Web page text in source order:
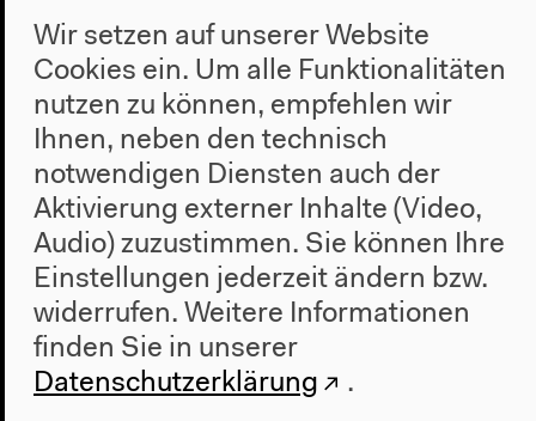
#Flucht #Kulturelle Bildung #Migration #Workshop
Vorherige Veranstaltung
Neue mediale
Öffentlichkeiten
Wir setzen auf unserer Website
Cookies ein. Um alle Funktionalitäten
nutzen zu können, empfehlen wir
Ihnen, neben den technisch
notwendigen Diensten auch der
Aktivierung externer Inhalte (Video,
Audio) zuzustimmen. Sie können Ihre
Einstellungen jederzeit ändern bzw.
widerrufen. Weitere Informationen
finden Sie in unserer
Datenschutzerklärung
.